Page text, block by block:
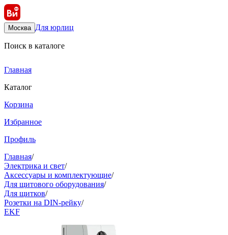
Москва Для юрлиц
Поиск в каталоге
Главная
Каталог
Корзина
Избранное
Профиль
Главная/
Электрика и свет/
Аксессуары и комплектующие/
Для щитового оборудования/
Для щитков/
Розетки на DIN-рейку/
EKF